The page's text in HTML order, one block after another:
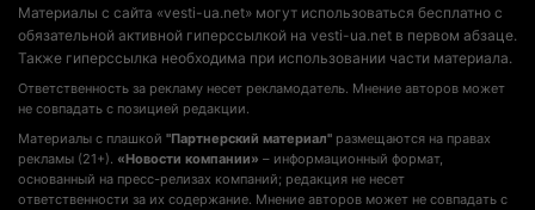
Материалы с сайта «vesti-ua.net» могут использоваться бесплатно с
обязательной активной гиперссылкой на vesti-ua.net в первом абзаце.
Также гиперссылка необходима при использовании части материала.
Ответственность за рекламу несет рекламодатель. Мнение авторов может
не совпадать с позицией редакции.
Материалы с плашкой "Партнерский материал" размещаются на правах
рекламы (21+). «Новости компании» – информационный формат,
основанный на пресс-релизах компаний; редакция не несет
ответственности за их содержание. Мнение авторов может не совпадать с